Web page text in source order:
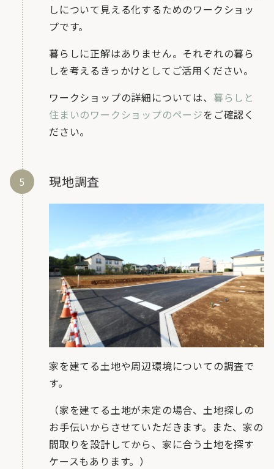
しについて見える化するためのワークショッ
プです。
暮らしに正解はありません。それぞれの暮ら
しを考えるきっかけとしてご活用ください。
ワークショップの詳細については、 暮らしと
住まいのワークショップのページをご確認く
ださい。
現地調査
家を建てる土地や周辺環境についての調査で
す。
（家を建てる土地が未定の場合、土地探しの
お手伝いからさせていただきます。また、家の
間取りを設計してから、家に合う土地を探す
ケースもあります。）